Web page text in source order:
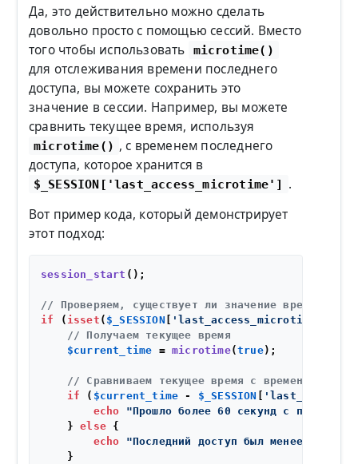
Да, это действительно можно сделать
довольно просто с помощью сессий. Вместо
того чтобы использовать
microtime()
для отслеживания времени последнего
доступа, вы можете сохранить это
значение в сессии. Например, вы можете
сравнить текущее время, используя
microtime() , с временем последнего
доступа, которое хранится в
$_SESSION['last_access_microtime']
.
Вот пример кода, который демонстрирует
этот подход:
session_start ();
// Проверяем, существует ли значение времени
if ( isset ( $_SESSION 'last_access_microtime'
// Получаем текущее время
$current_time = microtime(true);
// Сравниваем текущее время с временем
if ( $current_time - $_SESSION
echo
"Прошло более 60 секунд с
    }
else {
echo
"Последний доступ был менее 60
    }